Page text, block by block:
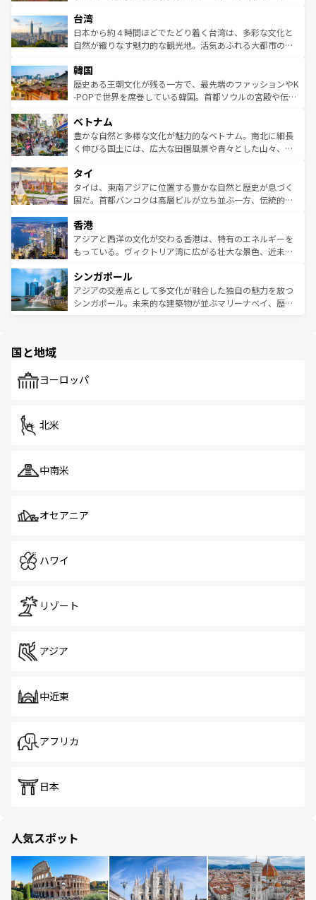
ならではの贅沢な旅のスタイルだ。 なお、新着のアメリカ
情報はコンテンツ一覧を参照してほしい。
れるおもてなしの心で訪れる人々を迎えてくれるハワイの
人々、おいしいローカルフードやハワイアンミュージッ
ク、伝統的なフラダンスなど、すべてがハワイの魅力を彩
ワイを、存分に味わってほしい。 なお、新着のハワイ情報
はコンテンツ一覧を参照してほしい。
リアリーフや大陸中央部にそびえるウルル（エアーズロッ
ク）、タスマニアの美しい原生林やケアンズの熱帯雨林な
ど、見どころがたくさん。また、カフェやワイン、オージ
いる。アクティビティも充実しており、サーフィンやダイ
ビング、ハイキングなど、アウトドア好きにはたまらな
い。オーストラリアの多彩な魅力を存分に味わいつくそ
参照してほしい。
台湾
日本から約４時間ほどでたどり着く台湾は、多彩な文化と
自然が織りなす魅力的な観光地。活気あふれる大都市の台
ン）、静ひつな山岳地帯である台湾東部など、都市の喧騒
と山間の静けさが共存しており、訪れる人に新しい発見と
驚きをもたらしてくれる。また、奥深い台湾の食文化も魅
容にもいいと評判のスイーツなど、バラエティ豊かな料理
が味わえる。 なお、新着の台湾情報は コンテンツ一覧を参
照してほしい。
韓国
歴史ある王朝文化が残る一方で、最先端のファッションやK
-POPで世界を席巻している韓国。首都ソウルの宮殿や伝統
き、地方に足を延ばせば四季折々の自然美を楽しむことが
できる。そして、キムチや焼肉、絶品のストリートフード
まで、さまざまな韓国料理が待っている。夜には、韓国な
リティに包まれながら、韓国の多彩な魅力を心ゆくまで味
わってみてほしい。 なお、新着の韓国情報はコンテンツ一
覧を参照してほしい。
ベトナム
豊かな自然と多様な文化が魅力的なベトナム。南北に細長
く伸びる国土には、広大な田園風景や青々とした山々、世
急速な発展と共に伝統が息づく。ハノイの古い町並みやホ
ーチミン市のフランス統治時代の建物も、独特の雰囲気を
醸し出している。また、バラエティの豊かさとおいしさで
とつ。フォーやバインミー、ベトナムコーヒーなどは、ぜ
ひ現地で味わいたい。どの地域を訪れてもあたたかい人々
が旅行者を迎えてくれるので、きっと忘れられない旅にな
参照してほしい。
タイ
タイは、東南アジアに位置する豊かな自然と歴史が息づく
国だ。首都バンコクは高層ビルが立ち並ぶ一方、伝統的な
の活気が交差している。北部ではチェンマイなどの山岳地
帯で自然と触れ合い、南部ではプーケットやクラビの美し
いビーチでリゾート気分を楽しむことができる。タイ料理
激する。気候は一年中温暖で、どの季節にも異なる楽しみ
が待っている。親しみやすいタイの人々、仏教を中心とし
た文化、そして多様な観光資源が、訪れる旅人を魅了し続
香港
アジアと西洋の文化が交わる香港は、特有のエネルギーを
もっている。ヴィクトリア湾に広がる壮大な景色、近未来
み、どこを訪れても感動するはず。観光スポットが密集し
ており、効率よく見どころを回れるのも魅力。息をのむよ
うな絶景から文化的な体験まで、香港を存分に楽しみ尽く
シンガポール
アジアの交差点として多文化が融合した独自の魅力を放つ
シンガポール。未来的な建築物が並ぶマリーナベイ、歴史
で、ホーカーズは地元の風情を楽しめる外せないスポット
国と地域
ヨーロッパ
北米
中南米
オセアニア
ハワイ
リゾート
アジア
中近東
アフリカ
日本
人気スポット